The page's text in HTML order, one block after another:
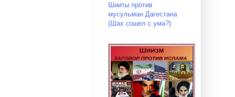
Шииты против
мусульман Дагестана
(Шах сошел с ума?)